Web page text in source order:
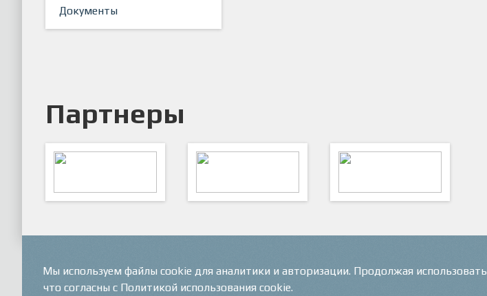
Документы
Партнеры
Мы используем файлы cookie для аналитики и авторизации. Продолжая
что согласны с Политикой использования cookie.